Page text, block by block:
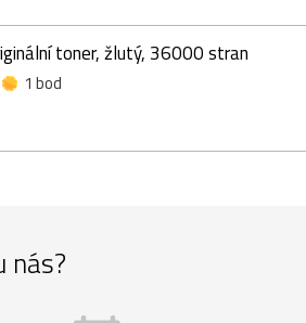
toner, žlutý, 36000 stran
1 bod
nás?